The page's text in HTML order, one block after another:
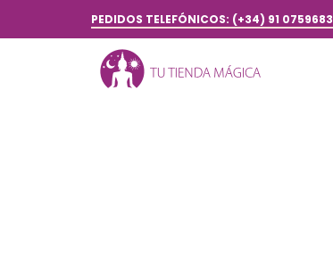
PEDIDOS TELEFÓNICOS: (+34) 91 0759683